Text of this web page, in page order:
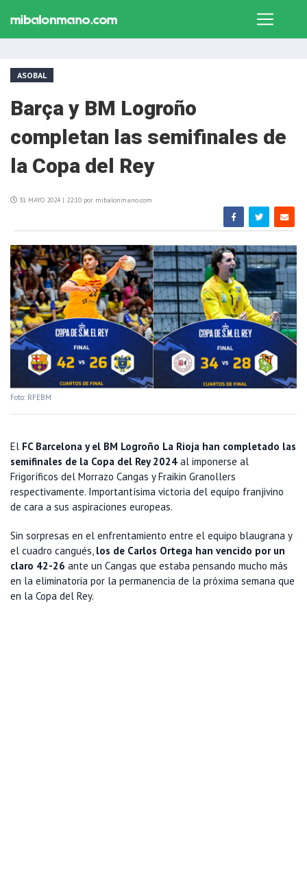
ASOBAL
Barça y BM Logroño
completan las semifinales de
la Copa del Rey
31 MAYO 2024 | 22:10 por mibalonmano.com
Foto: RFEBM
El FC Barcelona y el BM Logroño La Rioja han completado las
semifinales de la Copa del Rey 2024 al imponerse al
Frigoríficos del Morrazo Cangas y Fraikin Granollers
respectivamente. Importantísima victoria del equipo franjivino
de cara a sus aspiraciones europeas.
Sin sorpresas en el enfrentamiento entre el equipo blaugrana y
el cuadro cangués, los de Carlos Ortega han vencido por un
claro 42-26 ante un Cangas que estaba pensando mucho más
en la eliminatoria por la permanencia de la próxima semana que
en la Copa del Rey.